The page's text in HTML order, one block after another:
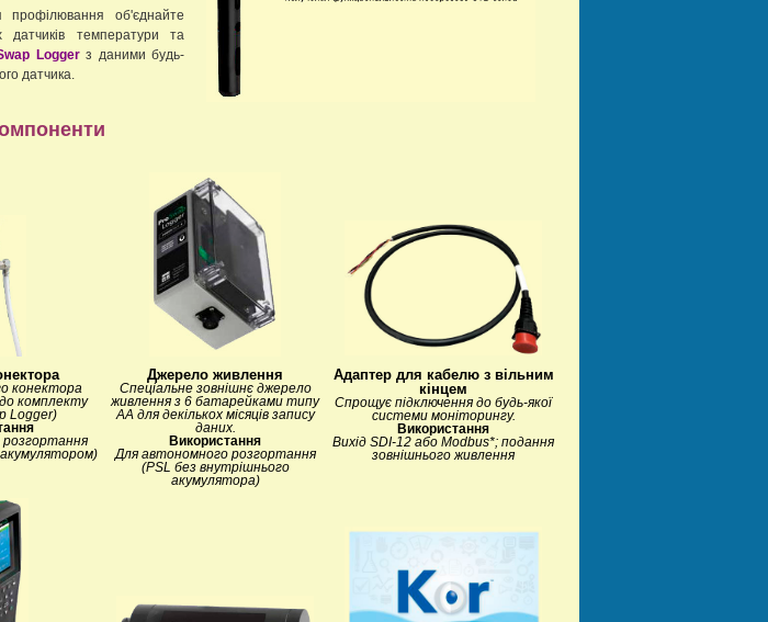
об'єднайте
датчиків температури та
Loggerз даними будь-
датчика.
конектора
комплекту
Logger)
акумулятором)
Джерело живлення
Спеціальне зовнішнє джерело
живлення з 6 батарейками типу
АА для декількох місяців запису
даних.
Використання
Для автономного розгортання
(PSL без внутрішнього
акумулятора)
Адаптер для кабелю з вільним
кінцем
Спрощує підключення до будь-якої
системи моніторингу.
Використання
Вихід SDI-12 або Modbus*; подання
зовнішнього живлення